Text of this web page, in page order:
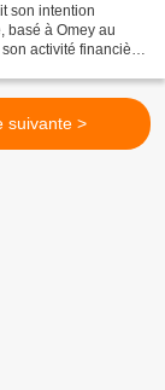
son intention
basé à Omey au
activité financière
suivante >